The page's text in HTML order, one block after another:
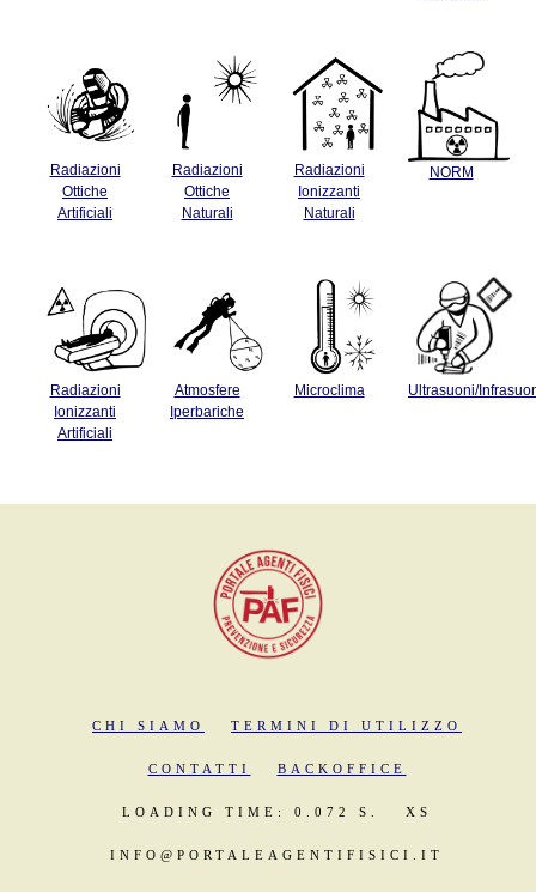
Radiazioni
Ottiche
Artificiali
Radiazioni
Ottiche
Naturali
Radiazioni
Ionizzanti
Naturali
NORM
Radiazioni
Ionizzanti
Artificiali
Atmosfere
Iperbariche
Microclima Ultrasuoni/
CHI SIAMO TERMINI DI UTILIZZO
CONTATTI BACKOFFICE
LOADING TIME: 0.072 S. XS
INFO@PORTALEAGENTIFISICI.IT